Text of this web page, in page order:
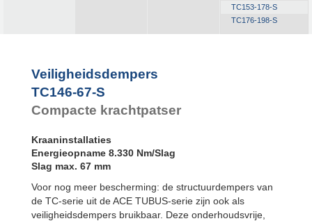
TC153-178-S
TC176-198-S
Veiligheidsdempers
TC146-67-S
Compacte krachtpatser
Kraaninstallaties
Energieopname 8.330 Nm/Slag
Slag max. 67 mm
Voor nog meer bescherming: de structuurdempers van
de TC-serie uit de ACE TUBUS-serie zijn ook als
veiligheidsdempers bruikbaar. Deze onderhoudsvrije,